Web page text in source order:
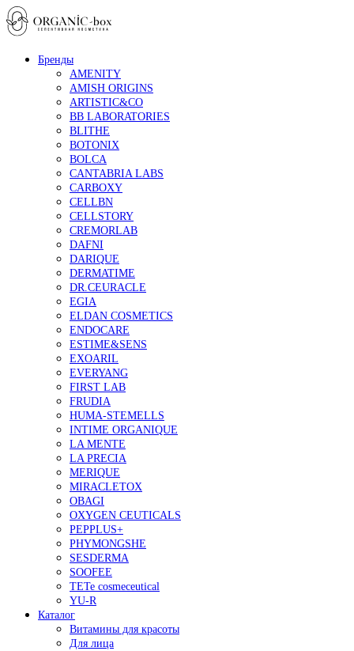
Бренды
AMENITY
AMISH ORIGINS
ARTISTIC&CO
BB LABORATORIES
BLITHE
BOTONIX
BOLCA
CANTABRIA LABS
CARBOXY
CELLBN
CELLSTORY
CREMORLAB
DAFNI
DARIQUE
DERMATIME
DR.CEURACLE
EGIA
ELDAN COSMETICS
ENDOCARE
ESTIME&SENS
EXOARIL
EVERYANG
FIRST LAB
FRUDIA
HUMA-STEMELLS
INTIME ORGANIQUE
LA MENTE
LA PRECIA
MERIQUE
MIRACLETOX
OBAGI
OXYGEN CEUTICALS
PEPPLUS+
PHYMONGSHE
SESDERMA
SOOFEE
TETe cosmeceutical
YU-R
Каталог
Витамины для красоты
Для лица